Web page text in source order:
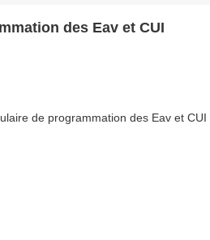
des Eav et CUI